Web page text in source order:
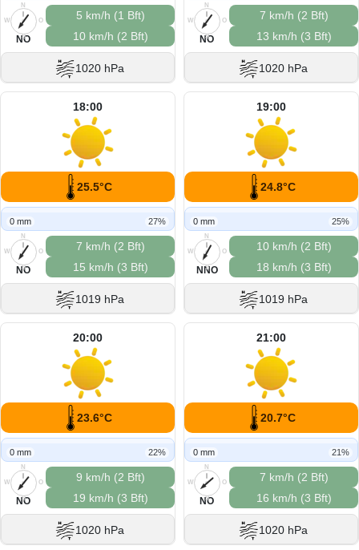
N
O
S
W
NO
5 km/h (1 Bft)
10 km/h (2 Bft)
1020 hPa
N
O
S
W
NO
7 km/h (2 Bft)
13 km/h (3 Bft)
1020 hPa
18:00
25.5°C
0 mm 27%
N
O
S
W
NO
7 km/h (2 Bft)
15 km/h (3 Bft)
1019 hPa
19:00
24.8°C
0 mm 25%
N
O
S
W
NNO
10 km/h (2 Bft)
18 km/h (3 Bft)
1019 hPa
20:00
23.6°C
0 mm 22%
N
O
S
W
NO
9 km/h (2 Bft)
19 km/h (3 Bft)
1020 hPa
21:00
20.7°C
0 mm 21%
N
O
S
W
NO
7 km/h (2 Bft)
16 km/h (3 Bft)
1020 hPa